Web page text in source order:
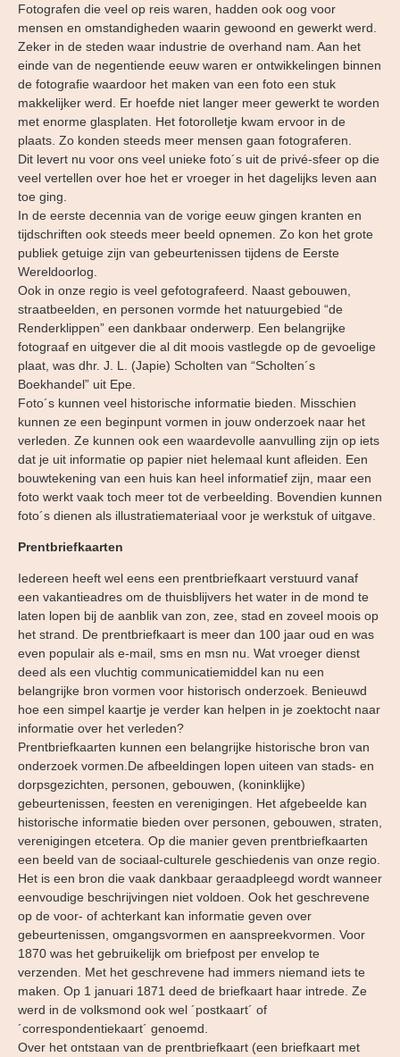
Fotografen die veel op reis waren, hadden ook oog voor
mensen en omstandigheden waarin gewoond en gewerkt werd.
Zeker in de steden waar industrie de overhand nam. Aan het
einde van de negentiende eeuw waren er ontwikkelingen binnen
de fotografie waardoor het maken van een foto een stuk
makkelijker werd. Er hoefde niet langer meer gewerkt te worden
met enorme glasplaten. Het fotorolletje kwam ervoor in de
plaats. Zo konden steeds meer mensen gaan fotograferen.
Dit levert nu voor ons veel unieke foto´s uit de privé-sfeer op die
veel vertellen over hoe het er vroeger in het dagelijks leven aan
toe ging.
In de eerste decennia van de vorige eeuw gingen kranten en
tijdschriften ook steeds meer beeld opnemen. Zo kon het grote
publiek getuige zijn van gebeurtenissen tijdens de Eerste
Wereldoorlog.
Ook in onze regio is veel gefotografeerd. Naast gebouwen,
straatbeelden, en personen vormde het natuurgebied “de
Renderklippen” een dankbaar onderwerp. Een belangrijke
fotograaf en uitgever die al dit moois vastlegde op de gevoelige
plaat, was dhr. J. L. (Japie) Scholten van “Scholten´s
Boekhandel” uit Epe.
Foto´s kunnen veel historische informatie bieden. Misschien
kunnen ze een beginpunt vormen in jouw onderzoek naar het
verleden. Ze kunnen ook een waardevolle aanvulling zijn op iets
dat je uit informatie op papier niet helemaal kunt afleiden. Een
bouwtekening van een huis kan heel informatief zijn, maar een
foto werkt vaak toch meer tot de verbeelding. Bovendien kunnen
foto´s dienen als illustratiemateriaal voor je werkstuk of uitgave.
Prentbriefkaarten
Iedereen heeft wel eens een prentbriefkaart verstuurd vanaf
een vakantieadres om de thuisblijvers het water in de mond te
laten lopen bij de aanblik van zon, zee, stad en zoveel moois op
het strand. De prentbriefkaart is meer dan 100 jaar oud en was
even populair als e-mail, sms en msn nu. Wat vroeger dienst
deed als een vluchtig communicatiemiddel kan nu een
belangrijke bron vormen voor historisch onderzoek. Benieuwd
hoe een simpel kaartje je verder kan helpen in je zoektocht naar
informatie over het verleden?
Prentbriefkaarten kunnen een belangrijke historische bron van
onderzoek vormen.De afbeeldingen lopen uiteen van stads- en
dorpsgezichten, personen, gebouwen, (koninklijke)
gebeurtenissen, feesten en verenigingen. Het afgebeelde kan
historische informatie bieden over personen, gebouwen, straten,
verenigingen etcetera. Op die manier geven prentbriefkaarten
een beeld van de sociaal-culturele geschiedenis van onze regio.
Het is een bron die vaak dankbaar geraadpleegd wordt wanneer
eenvoudige beschrijvingen niet voldoen. Ook het geschrevene
op de voor- of achterkant kan informatie geven over
gebeurtenissen, omgangsvormen en aanspreekvormen. Voor
1870 was het gebruikelijk om briefpost per envelop te
verzenden. Met het geschrevene had immers niemand iets te
maken. Op 1 januari 1871 deed de briefkaart haar intrede. Ze
werd in de volksmond ook wel ´postkaart´ of
´correspondentiekaart´ genoemd.
Over het ontstaan van de prentbriefkaart (een briefkaart met